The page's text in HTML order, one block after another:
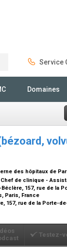
Service
Domaines
des hôpitaux de
Chef de clinique -
157, rue de la
Paris, France
rue de la Porte-
Testez-